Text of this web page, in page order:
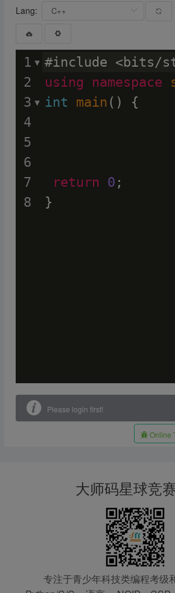
Lang:
1
#include <bits/
2
using namespace
3
int main () {
4
5
6
7
return 0 ;
8
}
Please login first!
Online
大师码星球竞
专注于青少年科技类编程考级